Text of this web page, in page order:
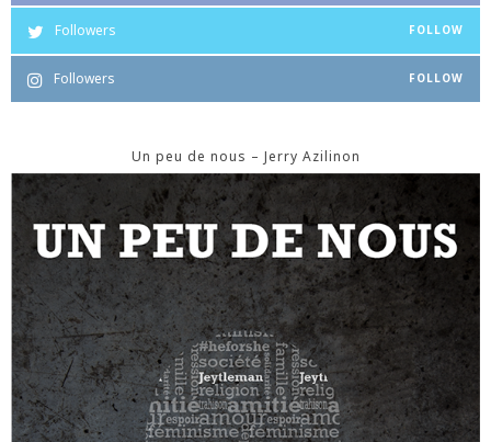
Followers FOLLOW
Followers FOLLOW
Un peu de nous – Jerry Azilinon